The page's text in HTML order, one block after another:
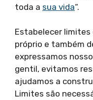
toda a sua vida“.
Estabelecer limites
próprio e também
expressamos
gentil, evitamos
ajudamos a
Limites são